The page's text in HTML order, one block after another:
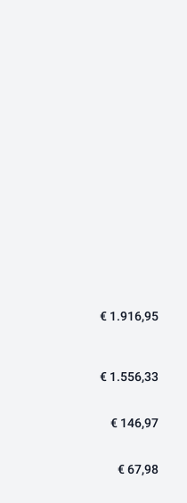
€ 1.916,95
€ 1.556,33
€ 146,97
€ 67,98